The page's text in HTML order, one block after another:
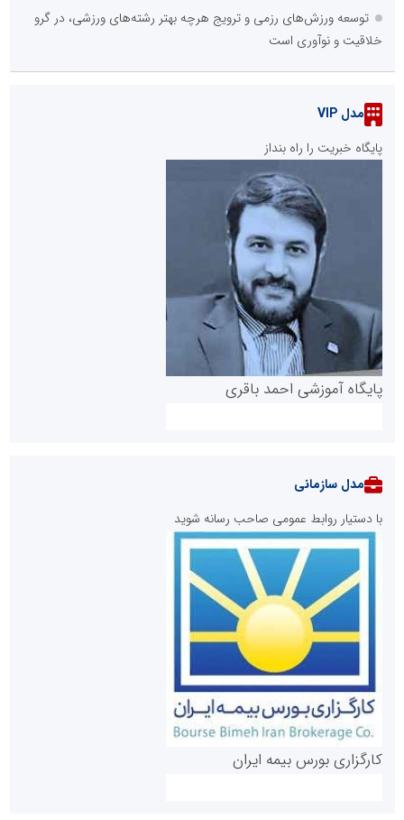
توسعه ورزش‌های رزمی و ترویج هرچه بهتر رشته‌های ورزشی، در گرو
خلاقیت و نوآوری است
مدل VIP
پایگاه خبریت را راه بنداز
پایگاه آموزشی احمد باقری
روابط عمومی خبرگزاری گزارش خبر
مدل سازمانی
با دستیار روابط عمومی صاحب رسانه شوید
کارگزاری بورس بیمه ایران